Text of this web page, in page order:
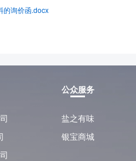
的询价函.docx
公众服务
盐之有味
银宝商城